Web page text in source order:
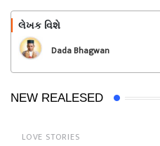
લેખક વિશે
Dada Bhagwan
NEW REALESED
LOVE STORIES